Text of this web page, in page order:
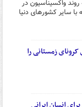
روند واکسیناسیون در
سایر کشورهای دنیا
زمستانی را